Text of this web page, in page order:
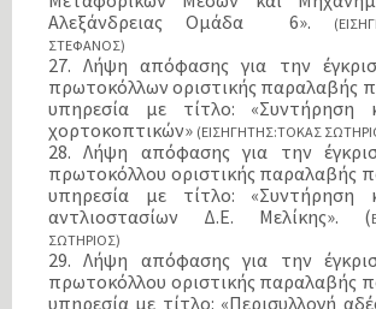
Αλεξάνδρειας Ομάδα 6».
ΣΤΕΦΑΝΟΣ)
27. Λήψη απόφασης για την
πρωτοκόλλων οριστικής παραλαβής
υπηρεσία με τίτλο: «Συντήρηση
χορτοκοπτικών» (ΕΙΣΗΓΗΤΗΣ:ΤΟΚΑΣ
28. Λήψη απόφασης για την
πρωτοκόλλου οριστικής παραλαβής
υπηρεσία με τίτλο: «Συντήρηση
αντλιοστασίων Δ.Ε. Μελίκης». (
ΣΩΤΗΡΙΟΣ)
29. Λήψη απόφασης για την
πρωτοκόλλου οριστικής παραλαβής
υπηρεσία με τίτλο: «Περισυλλογή